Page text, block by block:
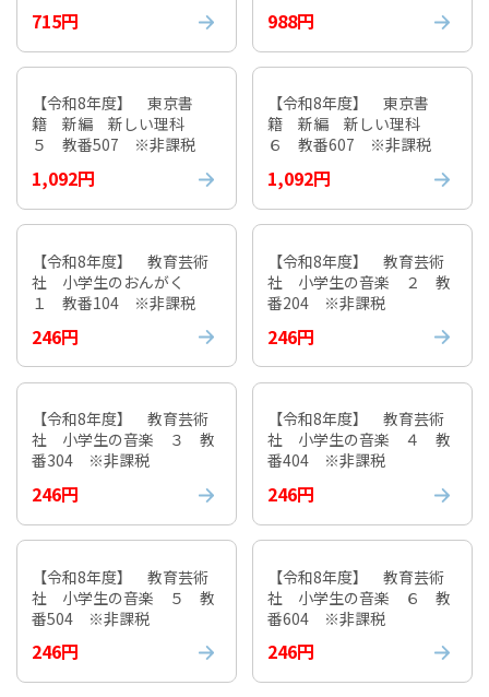
715円 988円
【令和8年度】 東京書
籍 新編 新しい理科
５ 教番507 ※非課税
1,092円
【令和8年度】 東京書
籍 新編 新しい理科
６ 教番607 ※非課税
1,092円
【令和8年度】 教育芸術
社 小学生のおんがく
１ 教番104 ※非課税
246円
【令和8年度】 教育芸術
社 小学生の音楽 ２ 教
番204 ※非課税
246円
【令和8年度】 教育芸術
社 小学生の音楽 ３ 教
番304 ※非課税
246円
【令和8年度】 教育芸術
社 小学生の音楽 ４ 教
番404 ※非課税
246円
【令和8年度】 教育芸術
社 小学生の音楽 ５ 教
番504 ※非課税
246円
【令和8年度】 教育芸術
社 小学生の音楽 ６ 教
番604 ※非課税
246円